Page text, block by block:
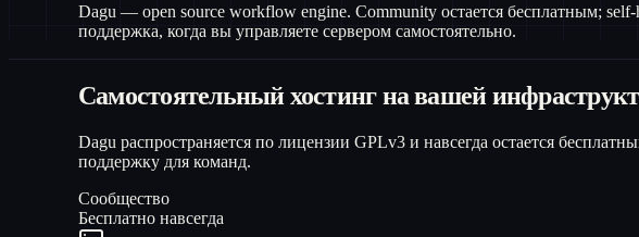
Dagu — open source workflow engine. Community остается бесплатным;
поддержка, когда вы управляете сервером самостоятельно.
Самостоятельный хостинг на вашей
Dagu распространяется по лицензии GPLv3 и навсегда остается
поддержку для команд.
Сообщество
Бесплатно навсегда